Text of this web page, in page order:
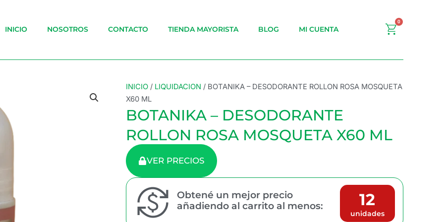
INICIO NOSOTROS CONTACTO TIENDA MAYORISTA BLOG MI CUENTA
0
Carrito
INICIO / LIQUIDACION / BOTANIKA – DESODORANTE ROLLON ROSA MOSQUETA
X60 ML
BOTANIKA – DESODORANTE
ROLLON ROSA MOSQUETA X60 ML
VER PRECIOS
Obtené un mejor precio
añadiendo al carrito al menos:
12
unidades